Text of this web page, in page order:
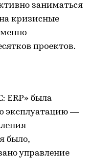
заниматься
кризисные
проектов.
ERP» была
эксплуатацию —
было,
управление